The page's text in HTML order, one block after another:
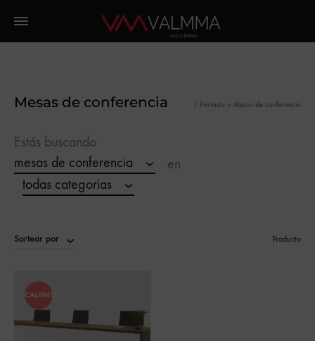
Mesas de conferencia | Portada » Mesas de conferencia
Estás buscando
mesas de conferencia
en
todas categorias
Sortear por Producto
CALIENTE